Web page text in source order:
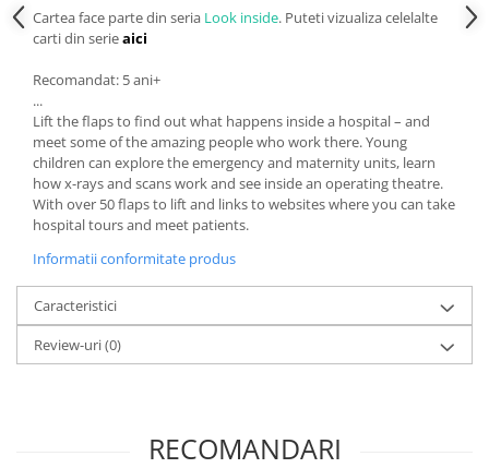
Cartea face parte din seria Look inside. Puteti vizualiza celelalte
carti din serieaici
Recomandat: 5 ani+
...
Lift the flaps to find out what happens inside a hospital – and
meet some of the amazing people who work there. Young
children can explore the emergency and maternity units, learn
how x-rays and scans work and see inside an operating theatre.
With over 50 flaps to lift and links to websites where you can take
hospital tours and meet patients.
Informatii conformitate produs
Caracteristici
Review-uri(0)
RECOMANDARI